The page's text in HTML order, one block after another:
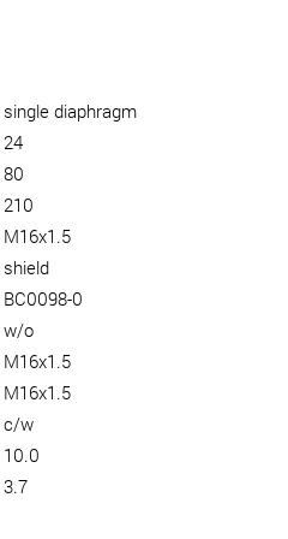
single diaphragm
24
80
210
M16x1.5
shield
BC0098-0
w/o
M16x1.5
M16x1.5
c/w
10.0
3.7